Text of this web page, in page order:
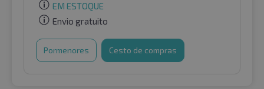
EM ESTOQUE
Envio gratuito
Pormenores Cesto de compras